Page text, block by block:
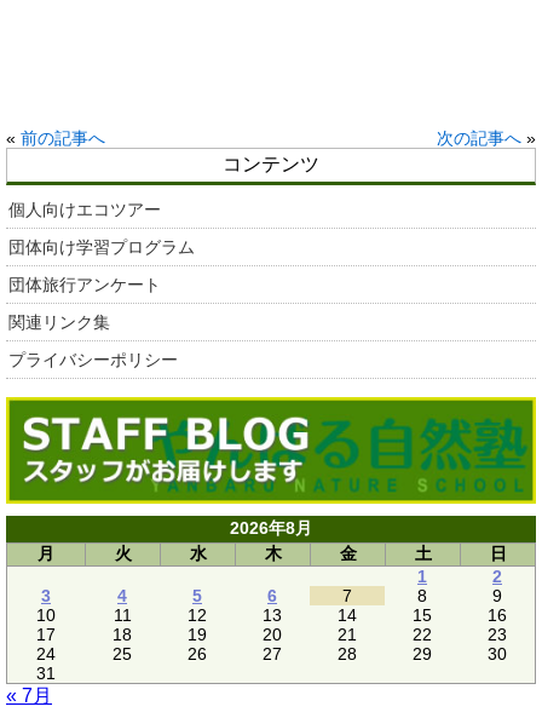
« 前の記事へ 次の記事へ »
コンテンツ
個人向けエコツアー
団体向け学習プログラム
団体旅行アンケート
関連リンク集
プライバシーポリシー
2026年8月
月
火 水 木 金 土
日
1
2
3
4 5 6 7 8
9
10
11 12 13 14 15
16
17
18 19 20 21 22
23
24
25 26 27 28 29
30
31
« 7月